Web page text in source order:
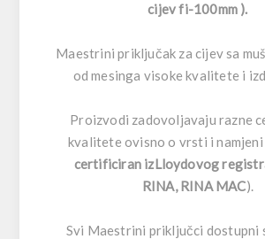
cijev fi-100mm ).
Maestrini priključak za cijev sa
od mesinga visoke kvalitete i
Proizvodi zadovoljavaju razne
kvalitete ovisno o vrsti i namjeni
certificiran izLloydovog
RINA, RINA MAC).
Svi Maestrini priključci dostupni